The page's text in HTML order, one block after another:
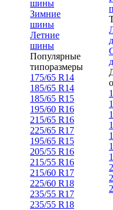
шины
Зимние
шины
Летние
шины
Популярные
типоразмеры
175/65 R14
185/65 R14
185/65 R15
195/60 R16
215/65 R16
225/65 R17
195/65 R15
205/55 R16
215/55 R16
215/60 R17
225/60 R18
235/55 R17
235/55 R18